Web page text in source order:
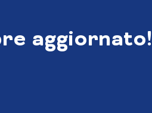
aggiornato!